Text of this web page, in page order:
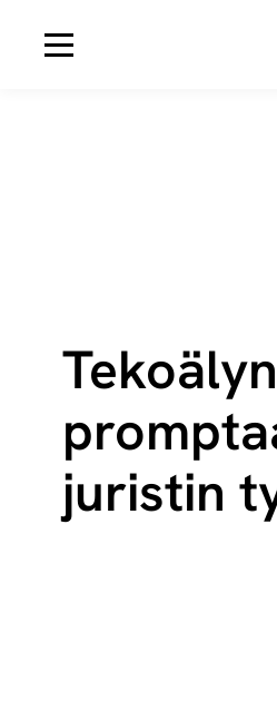
Tekoälyn
juristin